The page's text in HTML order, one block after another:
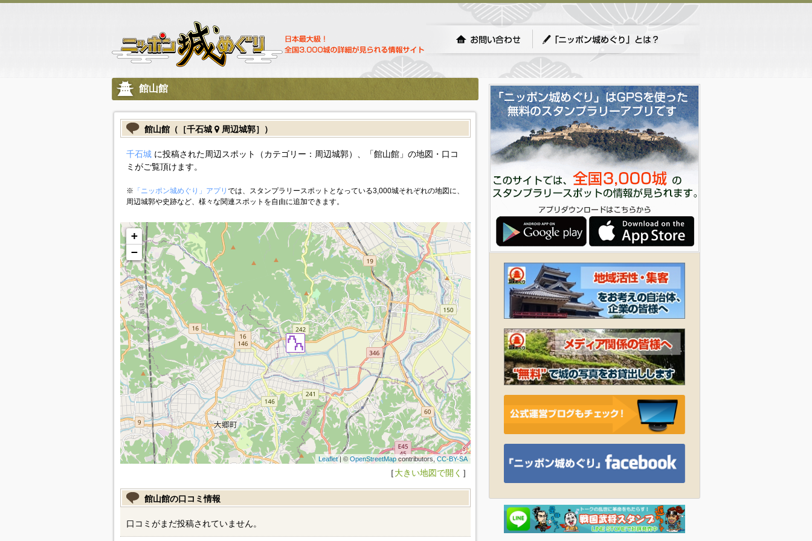
館山館
館山館（［千石城 周辺城郭］）
千石城に投稿された周辺スポット（カテゴリー：周辺城郭）、「館山館」の地図・口コ
ミがご覧頂けます。
※ 「ニッポン城めぐり」アプリ では、スタンプラリースポットとなっている3,000城それぞれの地図に、
周辺城郭や史跡など、様々な関連スポットを自由に追加できます。
+
−
Leaflet| © OpenStreetMapcontributors, CC-BY-SA
［大きい地図で開く ］
館山館の口コミ情報
口コミがまだ投稿されていません。